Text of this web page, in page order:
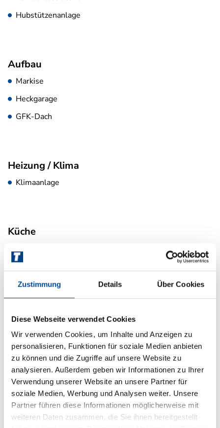
Zustimmung Details Über Cookies
Diese Webseite verwendet Cookies
Wir verwenden Cookies, um Inhalte und Anzeigen zu
personalisieren, Funktionen für soziale Medien anbieten
zu können und die Zugriffe auf unsere Website zu
analysieren. Außerdem geben wir Informationen zu Ihrer
Verwendung unserer Website an unsere Partner für
soziale Medien, Werbung und Analysen weiter. Unsere
Partner führen diese Informationen möglicherweise mit
weiteren Daten zusammen, die Sie ihnen bereitgestellt
Hubstützenanlage
Aufbau
Markise
Heckgarage
GFK-Dach
Heizung / Klima
Klimaanlage
Küche
Multimedia
TV
SAT-Anlage
360° Kamera
Rückfahrkamera
Navigationssystem
DAB Radio
Radio/Tuner